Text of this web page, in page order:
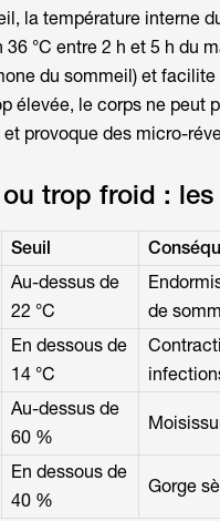
la température interne
36 °C entre 2 h et 5 h du
du sommeil) et
élevée, le corps ne peut
provoque des micro-
trop froid :
Seuil
Au-dessus de
22 °C
de
En dessous de
14 °C
Au-dessus de
60 %
En dessous de
40 %
Gorge